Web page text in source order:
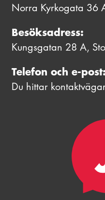
Norra Kyrkogata 36
Besöksadress:
Kungsgatan 28 A,
Telefon och e-post:
Du hittar